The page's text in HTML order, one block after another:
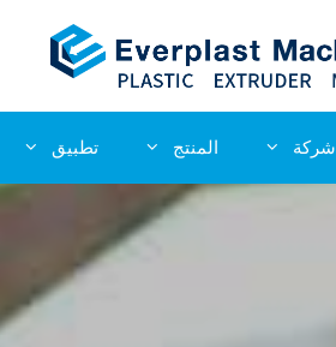
شركة المنتج تطبيق